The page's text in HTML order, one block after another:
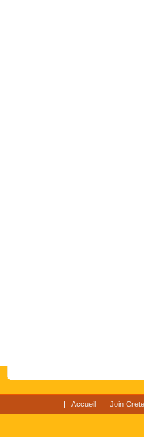
Accueil Join